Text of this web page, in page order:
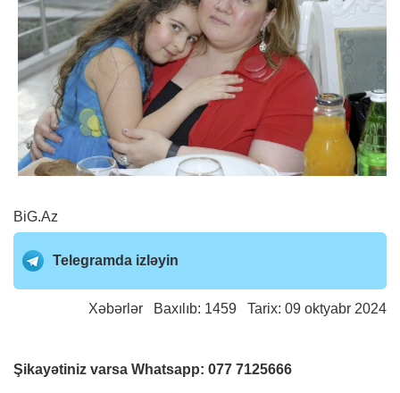
BiG.Az
Telegramda izləyin
Xəbərlər Baxılıb: 1459 Tarix: 09 oktyabr 2024
Şikayətiniz varsa Whatsapp: 077 7125666